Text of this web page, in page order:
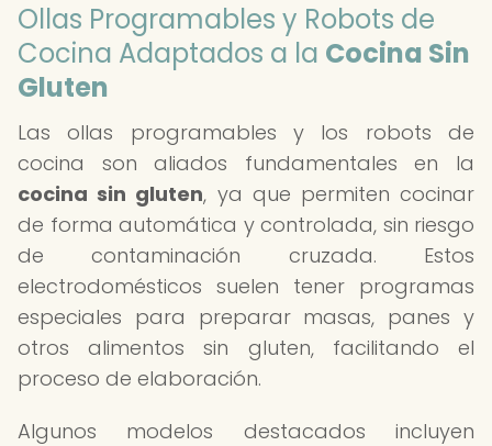
Ollas Programables y Robots de
Cocina Adaptados a la Cocina Sin
Gluten
Las ollas programables y los robots de
cocina son aliados fundamentales en la
cocina sin gluten, ya que permiten cocinar
de forma automática y controlada, sin riesgo
de contaminación cruzada. Estos
electrodomésticos suelen tener programas
especiales para preparar masas, panes y
otros alimentos sin gluten, facilitando el
proceso de elaboración.
Algunos modelos destacados incluyen